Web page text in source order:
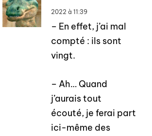
2022 à 11:39
– En effet, j’ai mal
compté : ils sont
vingt.
– Ah… Quand
j’aurais tout
écouté, je ferai part
ici-même des